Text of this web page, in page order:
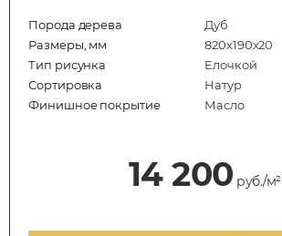
Порода дерева
Дуб
Размеры, мм
820x190x20
Тип рисунка
Елочкой
Сортировка
Натур
Финишное покрытие
Масло
14 200 руб./м²